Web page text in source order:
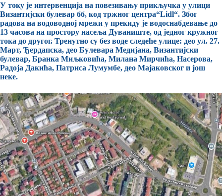
У току је интервенција на повезивању прикључка у улици
Византијски булевар бб, код тржног центра“Lidl“. Због
радова на водоводној мрежи у прекиду је водоснабдевање до
13 часова на простору насеља Дуваниште, од једног кружног
тока до другог. Тренутно су без воде следеће улице: део ул. 27.
Март, Ђердапска, део Булевара Медијана, Византијски
булевар, Бранка Миљковића, Милана Мирчића, Насерова,
Радоја Дакића, Патриса Лумумбе, део Мајаковског и још
неке.